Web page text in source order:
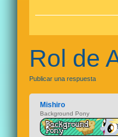
Rol de
Publicar una respuesta
Mishiro
Background Pony